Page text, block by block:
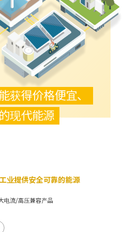
获得价格便宜、
现代能源
业提供安全可靠的能源
电流/高压兼容产品